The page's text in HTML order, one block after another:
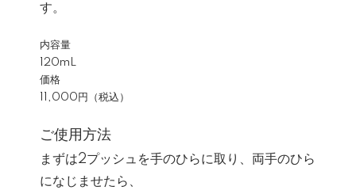
す。
内容量
120mL
価格
11,000円（税込）
ご使用方法
まずは2プッシュを手のひらに取り、両手のひら
になじませたら、